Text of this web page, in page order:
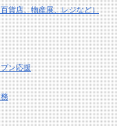
貨店、物産展、レジなど）
ン応援